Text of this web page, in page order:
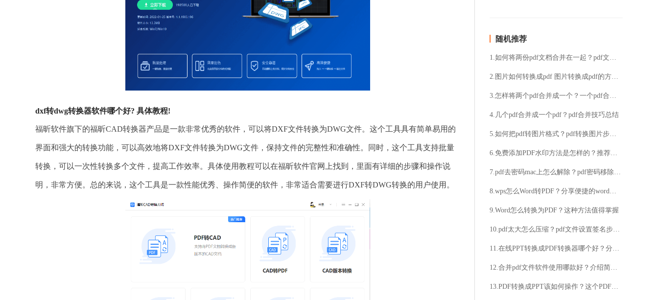
dxf转dwg转换器软件哪个好? 具体教程!
福昕软件旗下的福昕CAD转换器产品是一款非常优秀的软件，可以将DXF文件转换为DWG文件。这个工具具有简单易用的
界面和强大的转换功能，可以高效地将DXF文件转换为DWG文件，保持文件的完整性和准确性。同时，这个工具支持批量
转换，可以一次性转换多个文件，提高工作效率。具体使用教程可以在福昕软件官网上找到，里面有详细的步骤和操作说
明，非常方便。总的来说，这个工具是一款性能优秀、操作简便的软件，非常适合需要进行DXF转DWG转换的用户使用。
随机推荐
1.如何将两份pdf文档合并在一起？pdf文件压缩大小的方法
2.图片如何转换成pdf 图片转换成pdf的方法介绍
3.怎样将两个pdf合并成一个？一个pdf合并的实用软件推荐
4.几个pdf合并成一个pdf？pdf合并技巧总结
5.如何把pdf转图片格式？pdf转换图片步骤详解
6.免费添加PDF水印方法是怎样的？推荐简单实用PDF添加水印方法
7.pdf去密码mac上怎么解除？pdf密码移除操作方法分享
8.wps怎么Word转PDF？分享便捷的word转pdf好方法
9.Word怎么转换为PDF？这种方法值得掌握
10.pdf太大怎么压缩？pdf文件设置签名步骤解析
11.在线PPT转换成PDF转换器哪个好？分享好用的转换工具
12.合并pdf文件软件使用哪款好？介绍简单的合并pdf文件软件
13.PDF转换成PPT该如何操作？这个PDF转换方法超实用！